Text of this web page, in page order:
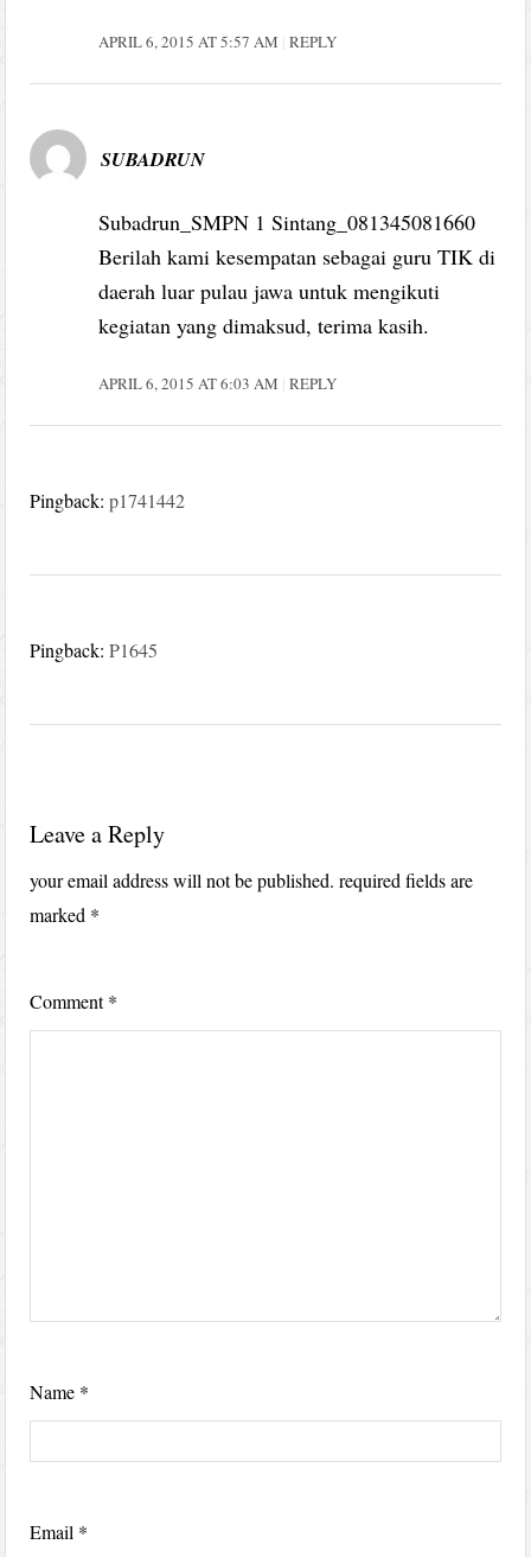
APRIL 6, 2015 AT 5:57 AM REPLY
SUBADRUN
Subadrun_SMPN 1 Sintang_081345081660
Berilah kami kesempatan sebagai guru TIK di
daerah luar pulau jawa untuk mengikuti
kegiatan yang dimaksud, terima kasih.
APRIL 6, 2015 AT 6:03 AM REPLY
Pingback:p1741442
Pingback:P1645
Leave a Reply
your email address will not be published. required fields are
marked *
Comment*
Name *
Email *